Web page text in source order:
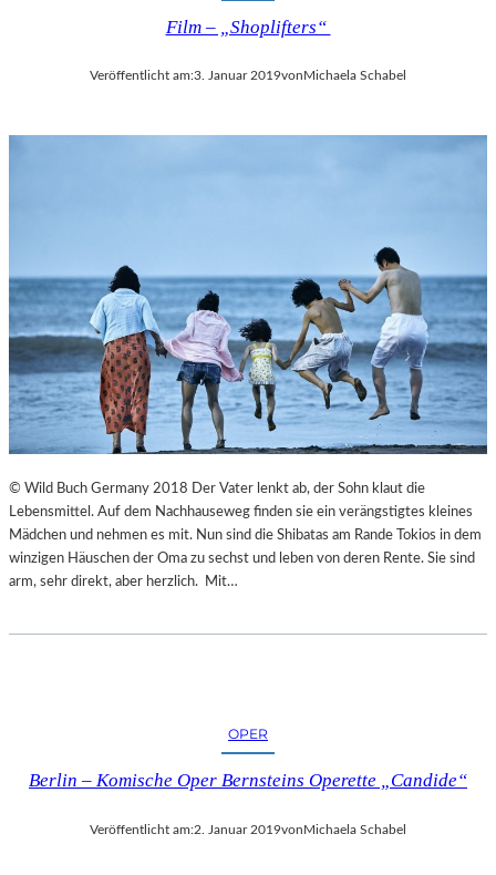
Film – „Shoplifters“
Veröffentlicht am:3. Januar 2019von Michaela Schabel
© Wild Buch Germany 2018 Der Vater lenkt ab, der Sohn klaut die
Lebensmittel. Auf dem Nachhauseweg finden sie ein verängstigtes kleines
Mädchen und nehmen es mit. Nun sind die Shibatas am Rande Tokios in dem
winzigen Häuschen der Oma zu sechst und leben von deren Rente. Sie sind
arm, sehr direkt, aber herzlich. Mit…
OPER
Berlin – Komische Oper Bernsteins Operette „Candide“
Veröffentlicht am:2. Januar 2019vonMichaela Schabel